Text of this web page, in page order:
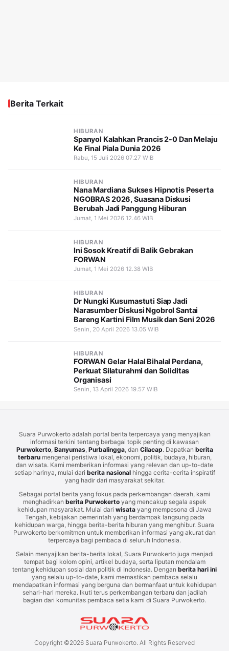
Berita Terkait
HIBURAN
Spanyol Kalahkan Prancis 2-0 Dan Melaju
Ke Final Piala Dunia 2026
Rabu, 15 Juli 2026 07.27 WIB
HIBURAN
Nana Mardiana Sukses Hipnotis Peserta
NGOBRAS 2026, Suasana Diskusi
Berubah Jadi Panggung Hiburan
Jumat, 1 Mei 2026 12.46 WIB
HIBURAN
Ini Sosok Kreatif di Balik Gebrakan
FORWAN
Jumat, 1 Mei 2026 12.38 WIB
HIBURAN
Dr Nungki Kusumastuti Siap Jadi
Narasumber Diskusi Ngobrol Santai
Bareng Kartini Film Musik dan Seni 2026
Senin, 20 April 2026 13.05 WIB
HIBURAN
FORWAN Gelar Halal Bihalal Perdana,
Perkuat Silaturahmi dan Soliditas
Organisasi
Senin, 13 April 2026 19.57 WIB
Suara Purwokerto adalah portal berita terpercaya yang menyajikan
informasi terkini tentang berbagai topik penting di kawasan
Purwokerto, Banyumas, Purbalingga, dan Cilacap. Dapatkan berita
terbarumengenai peristiwa lokal, ekonomi, politik, budaya, hiburan,
dan wisata. Kami memberikan informasi yang relevan dan up-to-date
setiap harinya, mulai dari berita nasionalhingga cerita-cerita inspiratif
yang hadir dari masyarakat sekitar.
Sebagai portal berita yang fokus pada perkembangan daerah, kami
menghadirkan berita Purwokertoyang mencakup segala aspek
kehidupan masyarakat. Mulai dari wisata yang mempesona di Jawa
Tengah, kebijakan pemerintah yang berdampak langsung pada
kehidupan warga, hingga berita-berita hiburan yang menghibur. Suara
Purwokerto berkomitmen untuk memberikan informasi yang akurat dan
terpercaya bagi pembaca di seluruh Indonesia.
Selain menyajikan berita-berita lokal, Suara Purwokerto juga menjadi
tempat bagi kolom opini, artikel budaya, serta liputan mendalam
tentang kehidupan sosial dan politik di Indonesia. Dengan berita hari ini
yang selalu up-to-date, kami memastikan pembaca selalu
mendapatkan informasi yang berguna dan bermanfaat untuk kehidupan
sehari-hari mereka. Ikuti terus perkembangan terbaru dan jadilah
bagian dari komunitas pembaca setia kami di Suara Purwokerto.
Copyright ©2026 Suara Purwokerto. All Rights Reserved